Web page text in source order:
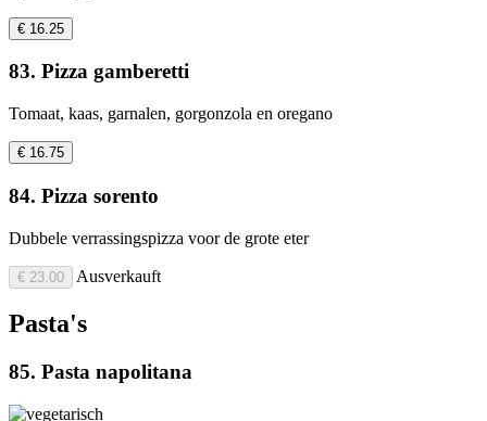
€ 16.25
83. Pizza gamberetti
Tomaat, kaas, garnalen, gorgonzola en oregano
€ 16.75
84. Pizza sorento
Dubbele verrassingspizza voor de grote eter
€ 23.00 Ausverkauft
Pasta's
85. Pasta napolitana